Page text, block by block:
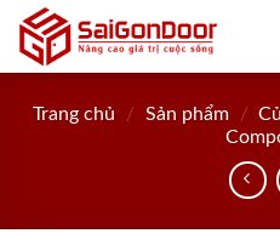
Skip
content
Trang chủ / Sản phẩm /